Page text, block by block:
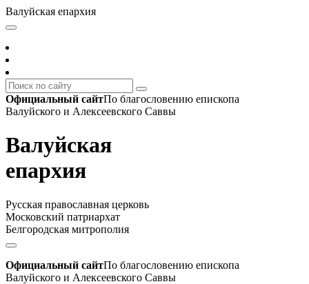
Валуйская епархия
Официальный сайтПо благословению епископа
Валуйского и Алексеевского Саввы
Валуйская
епархия
Русская православная церковь
Московский патриархат
Белгородская митрополия
Официальный сайтПо благословению епископа
Валуйского и Алексеевского Саввы